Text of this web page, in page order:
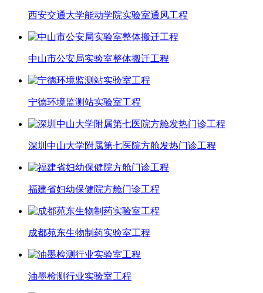
西安交通大学能动学院实验室通风工程
中山市公安局实验室整体搬迁工程
宁德环境监测站实验室工程
深圳中山大学附属第七医院方舱发热门诊工程
福建省妇幼保健院方舱门诊工程
成都苑东生物制药实验室工程
油墨检测行业实验室工程